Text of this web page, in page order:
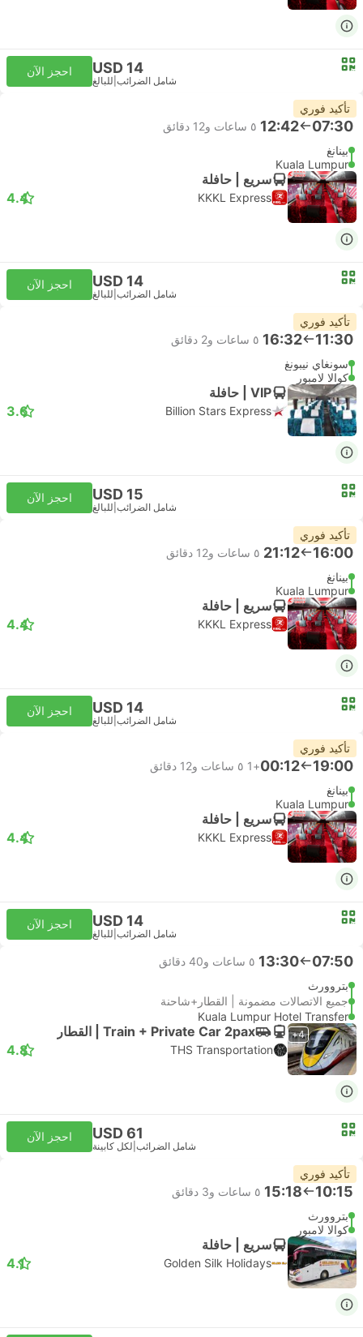
USD 14
شامل الضرائب للبالغ
احجز الآن
تأكيد فوري
07:30
12:42 ٥ ساعات و‫12 دقائق
بينانغ
Kuala Lumpur
سريع | حافلة
KKKL Express
4.4
USD 14
شامل الضرائب للبالغ
احجز الآن
تأكيد فوري
11:30
16:32 ٥ ساعات و‫2 دقائق
سونغاي نيبونغ
كوالا لامبور
VIP | حافلة
Billion Stars Express
3.6
USD 15
شامل الضرائب للبالغ
احجز الآن
تأكيد فوري
16:00
21:12 ٥ ساعات و‫12 دقائق
بينانغ
Kuala Lumpur
سريع | حافلة
KKKL Express
4.4
USD 14
شامل الضرائب للبالغ
احجز الآن
تأكيد فوري
19:00
00:12
+1
٥ ساعات و‫12 دقائق
بينانغ
Kuala Lumpur
سريع | حافلة
KKKL Express
4.4
USD 14
شامل الضرائب للبالغ
احجز الآن
07:50
13:30 ٥ ساعات و‫40 دقائق
بتروورث
جميع الاتصالات مضمونة | القطار+شاحنة
Kuala Lumpur Hotel Transfer
4+ Train + Private Car 2pax | القطار
THS Transportation
4.8
USD 61
شامل الضرائب لكل كابينة
احجز الآن
تأكيد فوري
10:15
15:18 ٥ ساعات و‫3 دقائق
بتروورث
كوالا لامبور
سريع | حافلة
Golden Silk Holidays
4.1